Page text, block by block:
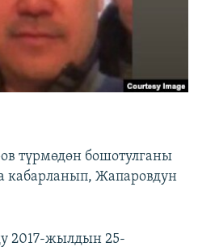
түрмөдөн бошотулганы
кабарланып, Жапаровдун
2017-жылдын 25-